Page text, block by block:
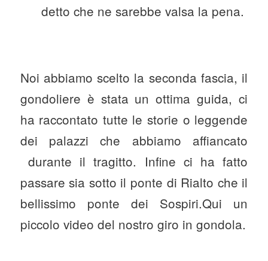
detto che ne sarebbe valsa la pena.
Noi abbiamo scelto la seconda fascia, il
gondoliere è stata un ottima guida, ci
ha raccontato tutte le storie o leggende
dei palazzi che abbiamo affiancato
durante il tragitto. Infine ci ha fatto
passare sia sotto il ponte di Rialto che il
bellissimo ponte dei Sospiri.Qui un
piccolo video del nostro giro in gondola.